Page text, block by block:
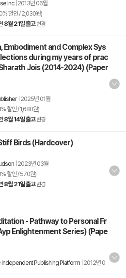
Inc| 2013년 06월
할인 / 2,030원)
8월 21일 출고 변경
Embodiment and Complex Sys
during my years of prac
Jois (2014-2024) (Paper
| 2025년 01월
할인 / 1,680원)
8월 14일 출고 변경
Birds (Hardcover)
2023년 03월
할인 / 570원)
8월 21일 출고 변경
- Pathway to Personal Fr
Enlightenment Series) (Pape
Publishing Platform 2012년 0